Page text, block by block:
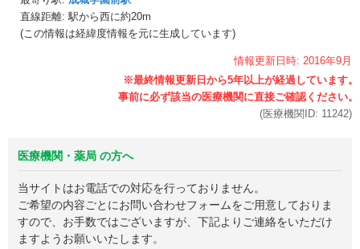
直線距離: 駅から西に約20m
(この情報は経緯度情報を元に生成しています)
情報更新日時: 2016年9月
(医療機関ID: 11242)
医療機関・薬局 の方へ
当サイトはお電話での対応を行っておりません。
ご希望の内容ごとにお問い合わせフォームをご用意しておりま
すので、お手数ではございますが、下記よりご連絡をいただけ
ますようお願いいたします。